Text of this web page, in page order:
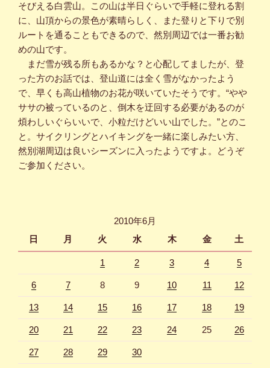
そびえる白雲山。この山は半日ぐらいで手軽に登れる割
に、山頂からの景色が素晴らしく、また登りと下りで別
ルートを通ることもできるので、然別周辺では一番お勧
めの山です。
まだ雪が残る所もあるかな？と心配してましたが、登
った方のお話では、登山道には全く雪がなかったよう
で、早くも高山植物のお花が咲いていたそうです。“やや
ササの被っているのと、倒木を迂回する必要があるのが
煩わしいぐらいいで、小粒だけどいい山でした。”とのこ
と。サイクリングとハイキングを一緒に楽しみたい方、
然別湖周辺は良いシーズンに入ったようですよ。どうぞ
ご参加ください。
2010年6月
日
月 火 水 木 金 土
1 2 3 4 5
6 7 8 9 10 11 12
13 14 15 16 17 18 19
20 21 22 23 24 25 26
27 28 29 30